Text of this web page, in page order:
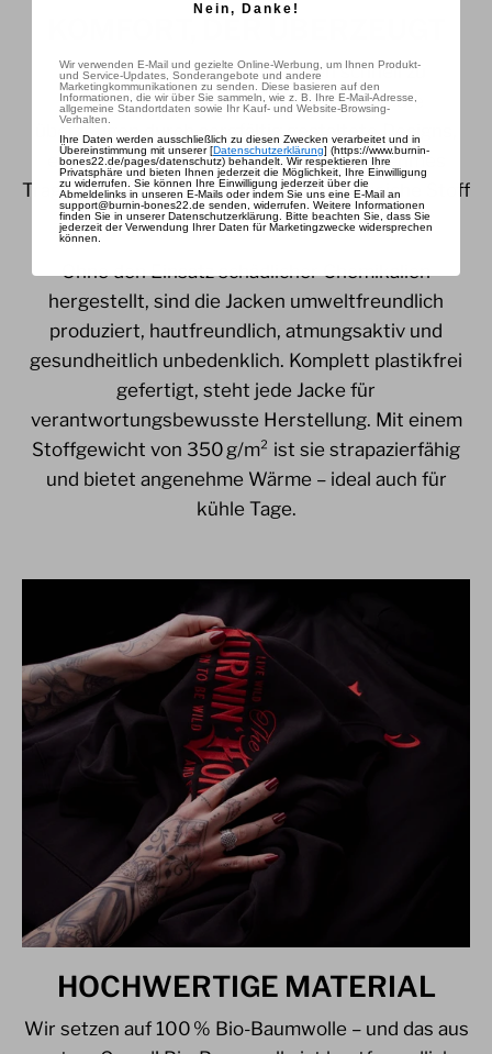
Unsere Hoodie-Jacken werden schnell zu
praktischen Begleitern für jeden Tag. Sie
überzeugen durch sorgfältig gestaltete Designs,
eine bequeme Passform und ein angenehmes
Tragegefühl. Der robuste und zugleich weiche Stoff
besteht vollständig aus Naturfasern.
Ohne den Einsatz schädlicher Chemikalien
hergestellt, sind die Jacken umweltfreundlich
produziert, hautfreundlich, atmungsaktiv und
gesundheitlich unbedenklich. Komplett plastikfrei
gefertigt, steht jede Jacke für
verantwortungsbewusste Herstellung. Mit einem
Stoffgewicht von 350 g/m² ist sie strapazierfähig
und bietet angenehme Wärme – ideal auch für
kühle Tage.
HOCHWERTIGE MATERIAL
Wir setzen auf 100 % Bio-Baumwolle – und das aus
Nein, Danke!
Wir verwenden E-Mail und gezielte Online-Werbung, um Ihnen Produkt-
und Service-Updates, Sonderangebote und andere
Marketingkommunikationen zu senden. Diese basieren auf den
Informationen, die wir über Sie sammeln, wie z. B. Ihre E-Mail-Adresse,
allgemeine Standortdaten sowie Ihr Kauf- und Website-Browsing-
Verhalten.
Ihre Daten werden ausschließlich zu diesen Zwecken verarbeitet und in
Übereinstimmung mit unserer [Datenschutzerklärung] (https://www.burnin-
bones22.de/pages/datenschutz) behandelt. Wir respektieren Ihre
Privatsphäre und bieten Ihnen jederzeit die Möglichkeit, Ihre Einwilligung
zu widerrufen. Sie können Ihre Einwilligung jederzeit über die
Abmeldelinks in unseren E-Mails oder indem Sie uns eine E-Mail an
support@burnin-bones22.de senden, widerrufen. Weitere Informationen
finden Sie in unserer Datenschutzerklärung. Bitte beachten Sie, dass Sie
jederzeit der Verwendung Ihrer Daten für Marketingzwecke widersprechen
können.